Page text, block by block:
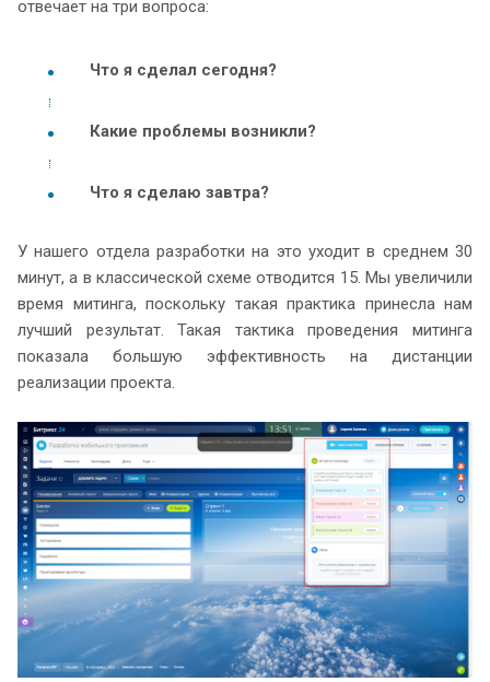
отвечает на три вопроса:
Что я сделал сегодня?
Какие проблемы возникли?
Что я сделаю завтра?
У нашего отдела разработки на это уходит в среднем 30
минут, а в классической схеме отводится 15. Мы увеличили
время митинга, поскольку такая практика принесла нам
лучший результат. Такая тактика проведения митинга
показала большую эффективность на дистанции
реализации проекта.